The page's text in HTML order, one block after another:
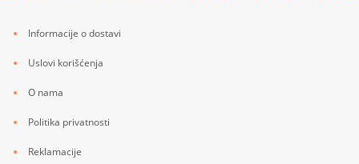
Informacije o dostavi
Uslovi korišćenja
O nama
Politika privatnosti
Reklamacije